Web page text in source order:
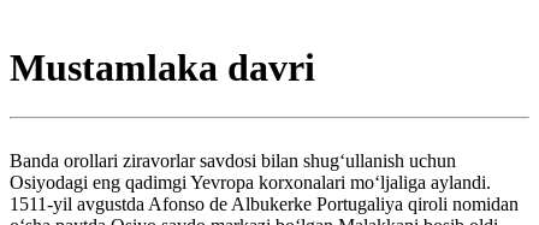
Mustamlaka davri
Banda orollari ziravorlar savdosi bilan shugʻullanish uchun
Osiyodagi eng qadimgi Yevropa korxonalari mo‘ljaliga aylandi.
1511-yil avgustda Afonso de Albukerke Portugaliya qiroli nomidan